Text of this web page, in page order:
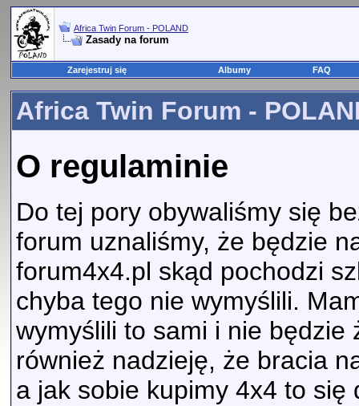
Africa Twin Forum - POLAND
Zasady na forum
Zarejestruj się Albumy FAQ
Africa Twin Forum -
O regulaminie
Do tej pory obywaliśmy się
forum uznaliśmy, że będzie
forum4x4.pl skąd pochodzi
chyba tego nie wymyślili.
wymyślili to sami i nie będzie
również nadzieję, że bracia
a jak sobie kupimy 4x4 to się